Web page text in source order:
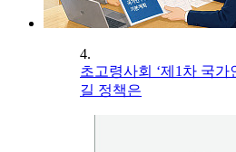
4.
초고령사회 ‘제1차 국
길 정책은